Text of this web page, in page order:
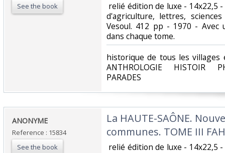
See the book
relié édition de luxe - 14x22,5
d'agriculture, lettres,
Vesoul. 412 pp - 1970 - Avec
dans chaque tome. ‎
‎historique de tous les villages
ANTHROLOGIE HISTOIR
PARADES‎
‎ANONYME‎
Reference : 15834
See the book
‎La HAUTE-SAÔNE.
communes. TOME III
relié édition de luxe - 14x22,5